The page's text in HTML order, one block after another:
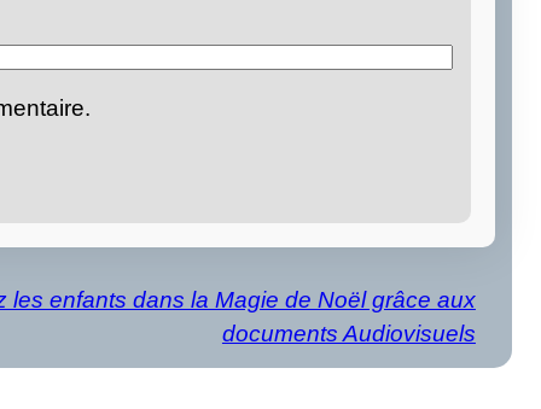
les enfants dans la Magie de Noël grâce aux
documents Audiovisuels